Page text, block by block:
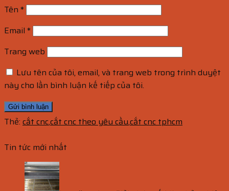
Tên *
Email *
Trang web
Lưu tên của tôi, email, và trang web trong trình duyệt
này cho lần bình luận kế tiếp của tôi.
Thẻ: cắt cnc,cắt cnc theo yêu cầu,cắt cnc tphcm
Tin tức mới nhất